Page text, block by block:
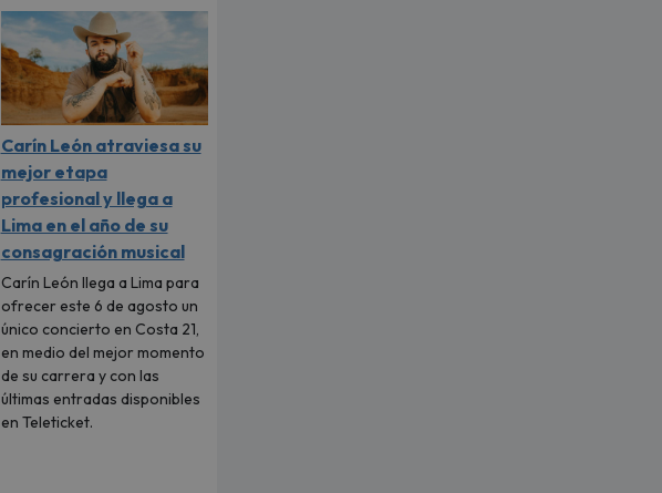
Carín León atraviesa su
mejor etapa
profesional y llega a
Lima en el año de su
consagración musical
Carín León llega a Lima para
ofrecer este 6 de agosto un
único concierto en Costa 21,
en medio del mejor momento
de su carrera y con las
últimas entradas disponibles
en Teleticket.